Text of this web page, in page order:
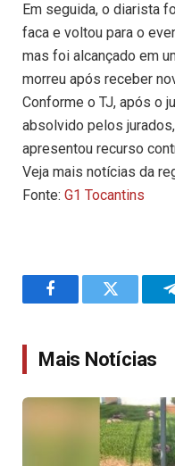
Em seguida, o diarista
faca e voltou para o
mas foi alcançado em
morreu após receber
Conforme o TJ, após o
absolvido pelos
apresentou recurso
Veja mais notícias da
Fonte: G1 Tocantins
FacebookTwitter
Mais Notícias